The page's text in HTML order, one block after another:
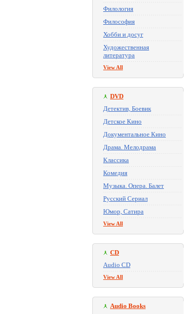
Филология
Философия
Хобби и досуг
Художественная
литература
View All
DVD
Детектив, Боевик
Детское Кино
Документальное Кино
Драма. Мелодрама
Классика
Комедия
Музыка. Опера. Балет
Русский Сериал
Юмор, Сатира
View All
CD
Audio CD
View All
Audio Books